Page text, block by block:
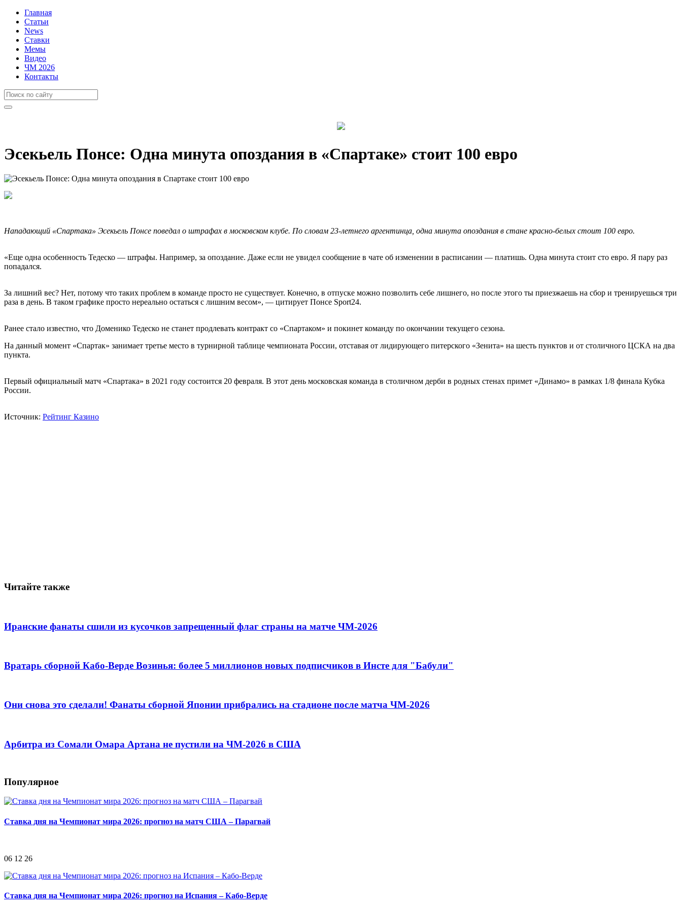
Главная
Статьи
News
Ставки
Мемы
Видео
ЧМ 2026
Контакты
Эсекьель Понсе: Одна минута опоздания в «Спартаке» стоит 100 евро
Нападающий «Спартака» Эсекьель Понсе поведал о штрафах в московском клубе. По словам 23-летнего аргентинца, одна минута опоздания в стане красно-белых стоит 100 евро.
«Еще одна особенность Тедеско — штрафы. Например, за опоздание. Даже если не увидел сообщение в чате об изменении в расписании — платишь. Одна минута стоит сто евро. Я пару раз
попадался.
За лишний вес? Нет, потому что таких проблем в команде просто не существует. Конечно, в отпуске можно позволить себе лишнего, но после этого ты приезжаешь на сбор и тренируешься три
раза в день. В таком графике просто нереально остаться с лишним весом», — цитирует Понсе Sport24.
Ранее стало известно, что Доменико Тедеско не станет продлевать контракт со «Спартаком» и покинет команду по окончании текущего сезона.
На данный момент «Спартак» занимает третье место в турнирной таблице чемпионата России, отставая от лидирующего питерского «Зенита» на шесть пунктов и от столичного ЦСКА на два
пункта.
Первый официальный матч «Спартака» в 2021 году состоится 20 февраля. В этот день московская команда в столичном дерби в родных стенах примет «Динамо» в рамках 1/8 финала Кубка
России.
Источник: Рейтинг Казино
Читайте также
Иранские фанаты сшили из кусочков запрещенный флаг страны на матче ЧМ-2026
Вратарь сборной Кабо-Верде Возинья: более 5 миллионов новых подписчиков в Инсте для "Бабули"
Они снова это сделали! Фанаты сборной Японии прибрались на стадионе после матча ЧМ-2026
Арбитра из Сомали Омара Артана не пустили на ЧМ-2026 в США
Популярное
Ставка дня на Чемпионат мира 2026: прогноз на матч США – Парагвай
06 12 26
Ставка дня на Чемпионат мира 2026: прогноз на Испания – Кабо-Верде